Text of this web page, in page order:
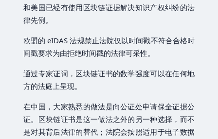
和美国已经有使用区块链证据解决知识产权纠纷的法
律先例。
欧盟的 eIDAS 法规禁止法院仅以时间戳不符合合格时
间戳要求为由拒绝时间戳的法律可采性。
通过专家证词，区块链证书的数学强度可以在任何地
方的法庭上呈现。
在中国，大家熟悉的做法是向公证处申请保全证据公
证。区块链证书是这一做法之外的另一种选择，而不
是对其背后法律的替代；法院会按照适用于电子数据